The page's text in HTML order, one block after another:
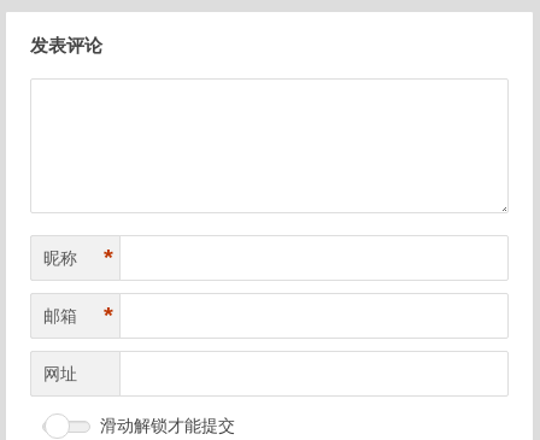
发表评论
昵称 *
邮箱 *
网址
滑动解锁才能提交